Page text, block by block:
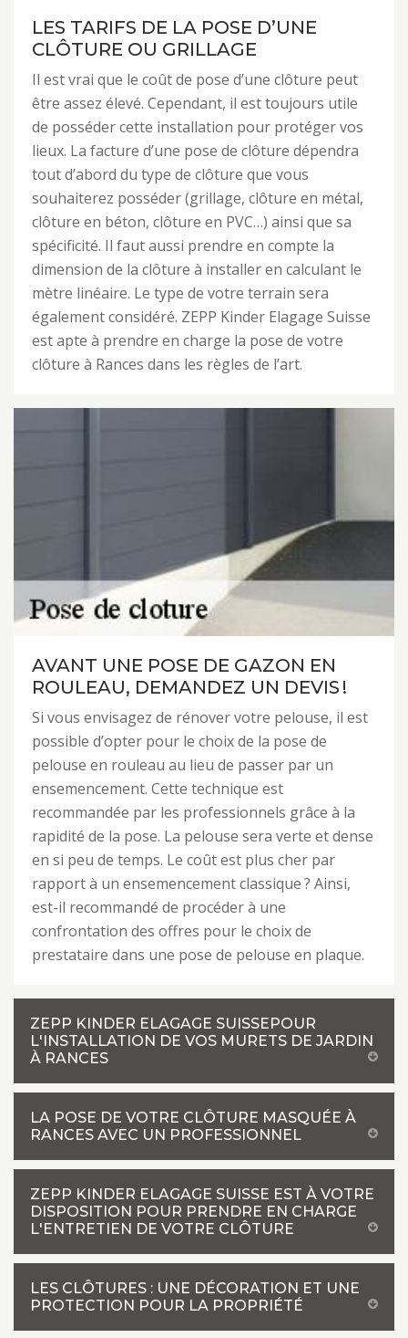
LES TARIFS DE LA POSE D’UNE
CLÔTURE OU GRILLAGE
Il est vrai que le coût de pose d’une clôture peut
être assez élevé. Cependant, il est toujours utile
de posséder cette installation pour protéger vos
lieux. La facture d’une pose de clôture dépendra
tout d’abord du type de clôture que vous
souhaiterez posséder (grillage, clôture en métal,
clôture en béton, clôture en PVC…) ainsi que sa
spécificité. Il faut aussi prendre en compte la
dimension de la clôture à installer en calculant le
mètre linéaire. Le type de votre terrain sera
également considéré. ZEPP Kinder Elagage Suisse
est apte à prendre en charge la pose de votre
clôture à Rances dans les règles de l’art.
AVANT UNE POSE DE GAZON EN
ROULEAU, DEMANDEZ UN DEVIS !
Si vous envisagez de rénover votre pelouse, il est
possible d’opter pour le choix de la pose de
pelouse en rouleau au lieu de passer par un
ensemencement. Cette technique est
recommandée par les professionnels grâce à la
rapidité de la pose. La pelouse sera verte et dense
en si peu de temps. Le coût est plus cher par
rapport à un ensemencement classique ? Ainsi,
est-il recommandé de procéder à une
confrontation des offres pour le choix de
prestataire dans une pose de pelouse en plaque.
ZEPP KINDER ELAGAGE SUISSEPOUR
L'INSTALLATION DE VOS MURETS DE JARDIN
À RANCES
LA POSE DE VOTRE CLÔTURE MASQUÉE À
RANCES AVEC UN PROFESSIONNEL
ZEPP KINDER ELAGAGE SUISSE EST À VOTRE
DISPOSITION POUR PRENDRE EN CHARGE
L'ENTRETIEN DE VOTRE CLÔTURE
LES CLÔTURES : UNE DÉCORATION ET UNE
PROTECTION POUR LA PROPRIÉTÉ